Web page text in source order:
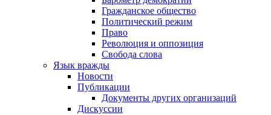
Гражданское общество
Политический режим
Право
Революция и оппозиция
Свобода слова
Язык вражды
Новости
Публикации
Документы других организаций
Дискуссии